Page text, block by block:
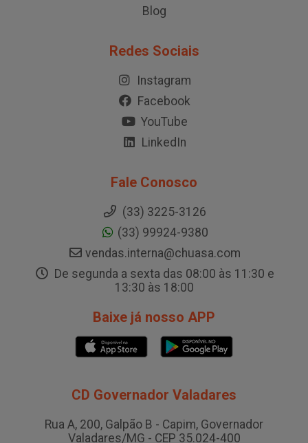
Blog
Redes Sociais
Instagram
Facebook
YouTube
LinkedIn
Fale Conosco
(33) 3225-3126
(33) 99924-9380
vendas.interna@chuasa.com
De segunda a sexta das 08:00 às 11:30 e
13:30 às 18:00
Baixe já nosso APP
CD Governador Valadares
Rua A, 200, Galpão B - Capim, Governador
Valadares/MG - CEP 35.024-400